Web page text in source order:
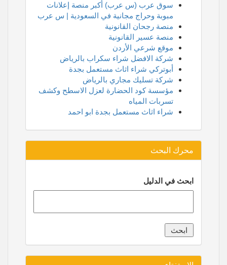
سوق عرب (س عرب) أكبر منصة إعلانات
مبوبة وحراج مجانية في السعودية | س عرب
منصة رجحان القانونية
منصة عسير القانونية
موقع شرعي الأردن
شركة الافضل شراء سكراب بالرياض
أبوتركي شراء اثاث مستعمل بجدة
شركة تسليك مجاري بالرياض
مؤسسة كود الحضارة لعزل الاسطح وكشف
تسربات المياه
شراء اثاث مستعمل بجدة ابو احمد
محرك البحث
ابحث في الدليل